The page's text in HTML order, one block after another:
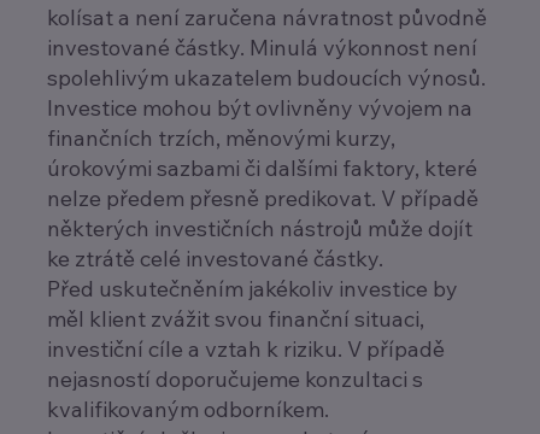
kolísat a není zaručena návratnost původně
investované částky. Minulá výkonnost není
spolehlivým ukazatelem budoucích výnosů.
Investice mohou být ovlivněny vývojem na
finančních trzích, měnovými kurzy,
úrokovými sazbami či dalšími faktory, které
nelze předem přesně predikovat. V případě
některých investičních nástrojů může dojít
ke ztrátě celé investované částky.
Před uskutečněním jakékoliv investice by
měl klient zvážit svou finanční situaci,
investiční cíle a vztah k riziku. V případě
nejasností doporučujeme konzultaci s
kvalifikovaným odborníkem.